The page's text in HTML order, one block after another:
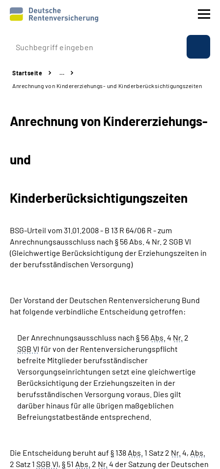
Prävention
Reha
Experten
Suche
Language
Inhalte in Gebärdensprache (DGS)
Mein Kundenportal
Startseite
…
Anrechnung von Kindererziehungs- und Kinderberücksichtigungszeiten
Anrechnung von Kindererziehungs-
und
Kinderberücksichtigungszeiten
BSG-Urteil vom 31.01.2008 - B 13 R 64/06 R - zum
Anrechnungsausschluss nach § 56 Abs. 4 Nr. 2 SGB VI
(Gleichwertige Berücksichtigung der Erziehungszeiten in
der berufsständischen Versorgung)
Der Vorstand der Deutschen Rentenversicherung Bund
hat folgende verbindliche Entscheidung getroffen:
Der Anrechnungsausschluss nach § 56 Abs. 4 Nr. 2
SGB VI für von der Rentenversicherungspflicht
befreite Mitglieder berufsständischer
Versorgungseinrichtungen setzt eine gleichwertige
Berücksichtigung der Erziehungszeiten in der
berufsständischen Versorgung voraus. Dies gilt
darüber hinaus für alle übrigen maßgeblichen
Befreiungstatbestände entsprechend.
Die Entscheidung beruht auf § 138 Abs. 1 Satz 2 Nr. 4, Abs.
2 Satz 1 SGB VI, § 51 Abs. 2 Nr. 4 der Satzung der Deutschen